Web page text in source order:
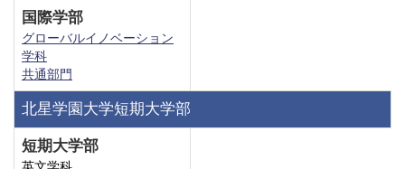
国際学部
グローバルイノベーション
学科
共通部門
北星学園大学短期大学部
短期大学部